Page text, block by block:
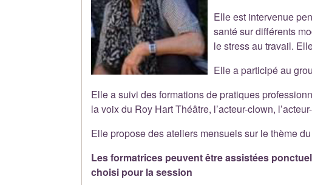
Elle est intervenue
santé sur différents
le stress au travail.
Elle a participé au
Elle a suivi des formations de pratiques
la voix du Roy Hart Théâtre, l’acteur-clown,
Elle propose des ateliers mensuels sur le thème
Les formatrices peuvent être assistées
choisi pour la session